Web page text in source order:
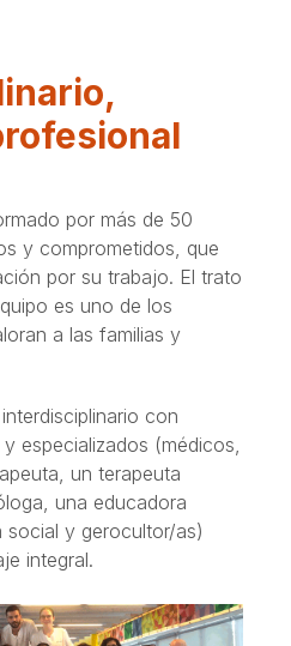
por más de 50
y comprometidos, que
por su trabajo. El trato
es uno de los
a las familias y
con
especializados (médicos,
un terapeuta
una educadora
social y gerocultor/as)
integral.